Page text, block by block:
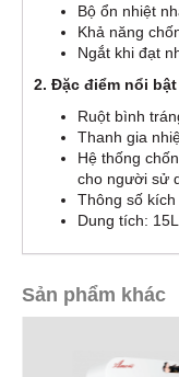
Bộ ổn nhiệt
Khả năng
Ngắt khi đạt
2. Đặc điểm nổi bật
Ruột bình
Thanh gia
Hệ thống
cho người sử
Thông số
Dung tích: 15L
Sản phẩm khác